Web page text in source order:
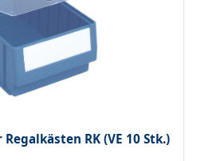
RK (VE 10 Stk.)